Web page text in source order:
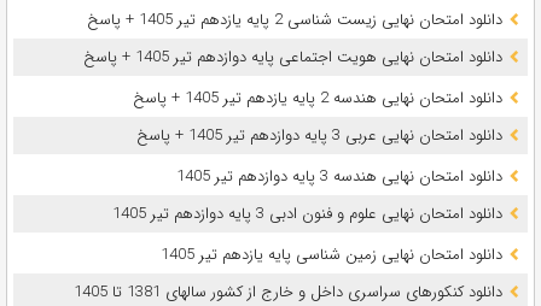
دانلود امتحان نهایی زیست شناسی 2 پایه یازدهم تیر 1405 + پاسخ
دانلود امتحان نهایی هویت اجتماعی پایه دوازدهم تیر 1405 + پاسخ
دانلود امتحان نهایی هندسه 2 پایه یازدهم تیر 1405 + پاسخ
دانلود امتحان نهایی عربی 3 پایه دوازدهم تیر 1405 + پاسخ
دانلود امتحان نهایی هندسه 3 پایه دوازدهم تیر 1405
دانلود امتحان نهایی علوم و فنون ادبی 3 پایه دوازدهم تیر 1405
دانلود امتحان نهایی زمین شناسی پایه یازدهم تیر 1405
دانلود کنکورهای سراسری داخل و خارج از کشور سالهای 1381 تا 1405